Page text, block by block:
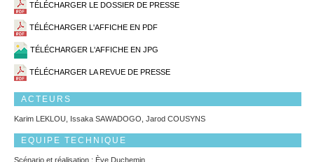
TÉLÉCHARGER LE DOSSIER DE PRESSE
TÉLÉCHARGER L'AFFICHE EN PDF
TÉLÉCHARGER L'AFFICHE EN JPG
TÉLÉCHARGER LA REVUE DE PRESSE
ACTEURS
Karim LEKLOU, Issaka SAWADOGO, Jarod COUSYNS
EQUIPE TECHNIQUE
Scénario et réalisation : Ève Duchemin